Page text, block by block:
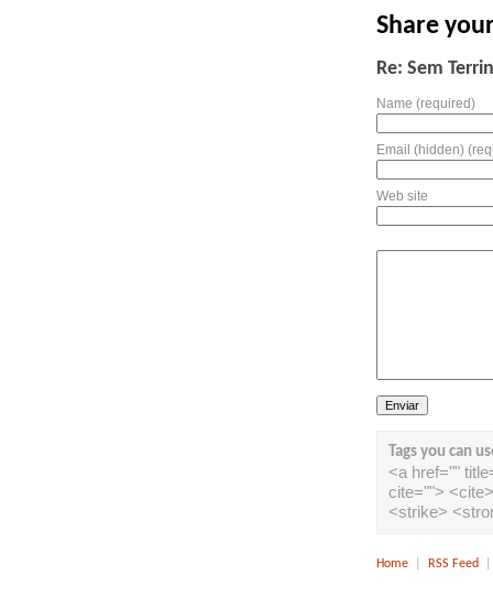
Share
Re: Sem
Name (required)
Email (hidden)
Web site
Tags you can
<a href=""
cite="">
<strike>
Home RSS Feed